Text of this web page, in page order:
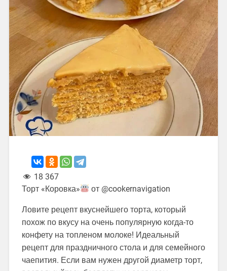
18 367
Торт «Коровка»
от @cookernavigation
Ловите рецепт вкуснейшего торта, который
похож по вкусу на очень популярную когда-то
конфету на топленом молоке! Идеальный
рецепт для праздничного стола и для семейного
чаепития. Если вам нужен другой диаметр торт,